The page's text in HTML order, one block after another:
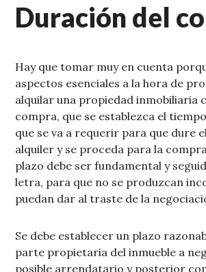
Duración del
Hay que tomar muy en cuenta
aspectos esenciales a la hora de
alquilar una propiedad inmobiliaria
compra, que se establezca el
que se va a requerir para que dure
alquiler y se proceda para la
plazo debe ser fundamental y
letra, para que no se produzcan
puedan dar al traste de la
Se debe establecer un plazo
parte propietaria del inmueble a
posible arrendatario y posterior